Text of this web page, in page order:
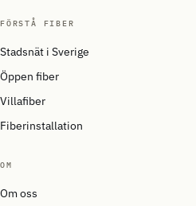
FÖRSTÅ FIBER
Stadsnät i Sverige
Öppen fiber
Villafiber
Fiberinstallation
OM
Om oss